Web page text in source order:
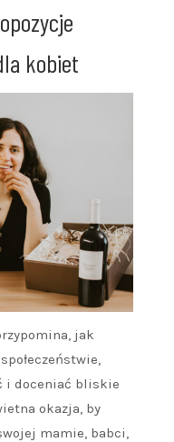
kobiet
jak
i doceniać bliskie
okazja, by
mamie, babci,